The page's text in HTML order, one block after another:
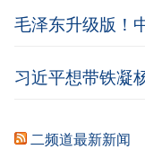
毛泽东升级版！
习近平想带铁凝
二频道最新新闻